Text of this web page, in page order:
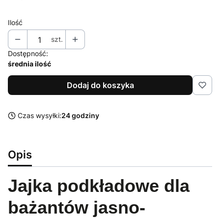
Ilość
szt.
Dostępność:
średnia ilość
Dodaj do koszyka
Czas wysyłki:24 godziny
Opis
Jajka podkładowe dla
bażantów jasno-